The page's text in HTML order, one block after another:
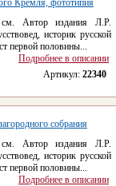
Кремля, фототипия
Автор издания Л.Р.
историк русской
первой половины...
Подробнее в описании
Артикул: 22340
собрания
Автор издания Л.Р.
историк русской
первой половины...
Подробнее в описании